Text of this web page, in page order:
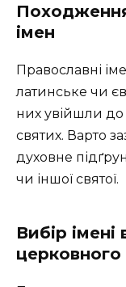
імен
Православні
латинське чи
них увійшли до
святих. Варто
духовне
чи іншої святої.
Вибір імені